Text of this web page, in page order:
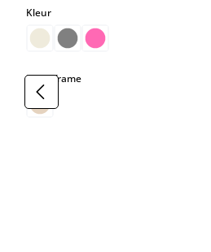
Kleurselect
Kleur frameselect